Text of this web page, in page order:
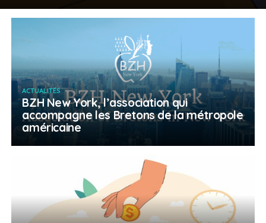
ACTUALITÉS
BZH New York, l’association qui
accompagne les Bretons de la métropole
américaine